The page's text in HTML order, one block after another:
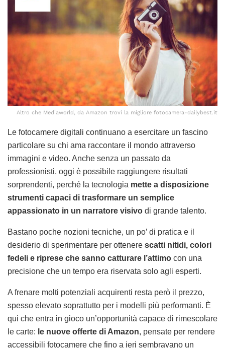
Altro che Mediaworld, da Amazon trovi la migliore fotocamera-dailybest.it
Le fotocamere digitali continuano a esercitare un fascino
particolare su chi ama raccontare il mondo attraverso
immagini e video. Anche senza un passato da
professionisti, oggi è possibile raggiungere risultati
sorprendenti, perché la tecnologia mette a disposizione
strumenti capaci di trasformare un semplice
appassionato in un narratore visivo di grande talento.
Bastano poche nozioni tecniche, un po’ di pratica e il
desiderio di sperimentare per ottenere scatti nitidi, colori
fedeli e riprese che sanno catturare l’attimo con una
precisione che un tempo era riservata solo agli esperti.
A frenare molti potenziali acquirenti resta però il prezzo,
spesso elevato soprattutto per i modelli più performanti. È
qui che entra in gioco un’opportunità capace di rimescolare
le carte: le nuove offerte di Amazon, pensate per rendere
accessibili fotocamere che fino a ieri sembravano un